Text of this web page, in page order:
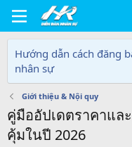
Hướng dẫn cách đăng
nhân sự
Giới thiệu & Nội quy
คู่มืออัปเดตราคาและ
คุ้มในปี 2026